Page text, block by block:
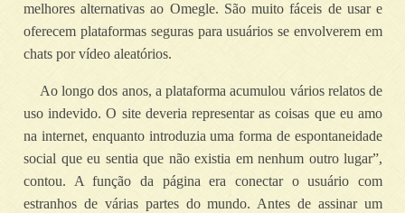
melhores alternativas ao Omegle. São muito fáceis de usar e
oferecem plataformas seguras para usuários se envolverem em
chats por vídeo aleatórios.
Ao longo dos anos, a plataforma acumulou vários relatos de
uso indevido. O site deveria representar as coisas que eu amo
na internet, enquanto introduzia uma forma de espontaneidade
social que eu sentia que não existia em nenhum outro lugar”,
contou. A função da página era conectar o usuário com
estranhos de várias partes do mundo. Antes de assinar um